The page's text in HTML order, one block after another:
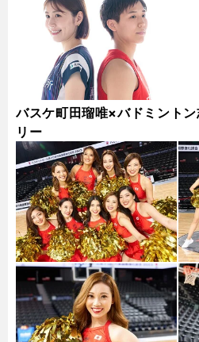
バスケ町田瑠唯×バドミント
リー